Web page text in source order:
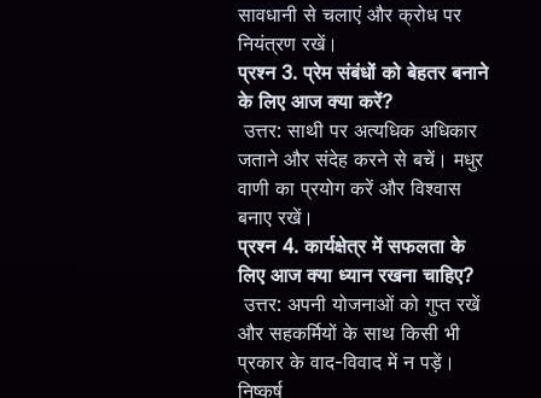
सावधानी से चलाएं और क्रोध पर
नियंत्रण रखें।
प्रश्न 3. प्रेम संबंधों को बेहतर बनाने
के लिए आज क्या करें?
उत्तर: साथी पर अत्यधिक अधिकार
जताने और संदेह करने से बचें। मधुर
वाणी का प्रयोग करें और विश्वास
बनाए रखें।
प्रश्न 4. कार्यक्षेत्र में सफलता के
लिए आज क्या ध्यान रखना चाहिए?
उत्तर: अपनी योजनाओं को गुप्त रखें
और सहकर्मियों के साथ किसी भी
प्रकार के वाद-विवाद में न पड़ें।
निष्कर्ष